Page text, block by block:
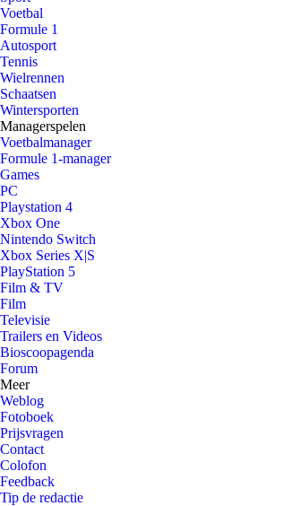
Voetbal
Formule 1
Autosport
Tennis
Wielrennen
Schaatsen
Wintersporten
Managerspelen
Voetbalmanager
Formule 1-manager
Games
PC
Playstation 4
Xbox One
Nintendo Switch
Xbox Series X|S
PlayStation 5
Film & TV
Film
Televisie
Trailers en Videos
Bioscoopagenda
Forum
Meer
Weblog
Fotoboek
Prijsvragen
Contact
Colofon
Feedback
Tip de redactie